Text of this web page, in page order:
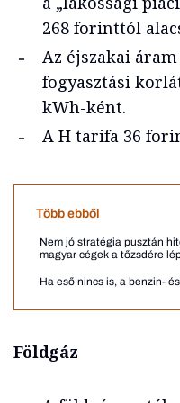
268 forinttól
Az éjszakai
fogyasztási
kWh-ként.
A H tarifa 36
Több ebből
Nem jó stratégia pusztán
magyar cégek a tőzsdére
Ha eső nincs is, a benzin-
Földgáz